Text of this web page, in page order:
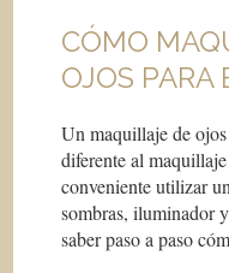
CÓMO
OJOS PARA
Un maquillaje de
diferente al
conveniente utilizar
sombras, iluminador
saber paso a paso